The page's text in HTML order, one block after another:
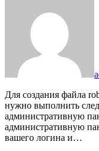
Для создания файла robots.txt для вашего сайта WordPress, вам
нужно выполнить
административную
административную
вашего логина и…